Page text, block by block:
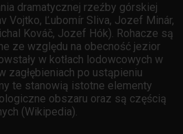
dramatycznej rzeźby górskiej
Vojtko, Ľubomír Sliva, Jozef Minár,
Kováč, Jozef Hók). Rohacze są
ze względu na obecność jezior
w kotłach lodowcowych w
zagłębieniach po ustąpieniu
te stanowią istotne elementy
obszaru oraz są częścią
(Wikipedia).